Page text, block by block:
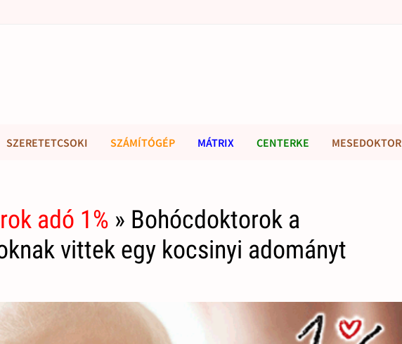
SZERETETCSOKI SZÁMÍTÓGÉP MÁTRIX CENTERKE MESEDOKTOR
adó 1% » Bohócdoktorok a
vittek egy kocsinyi adományt